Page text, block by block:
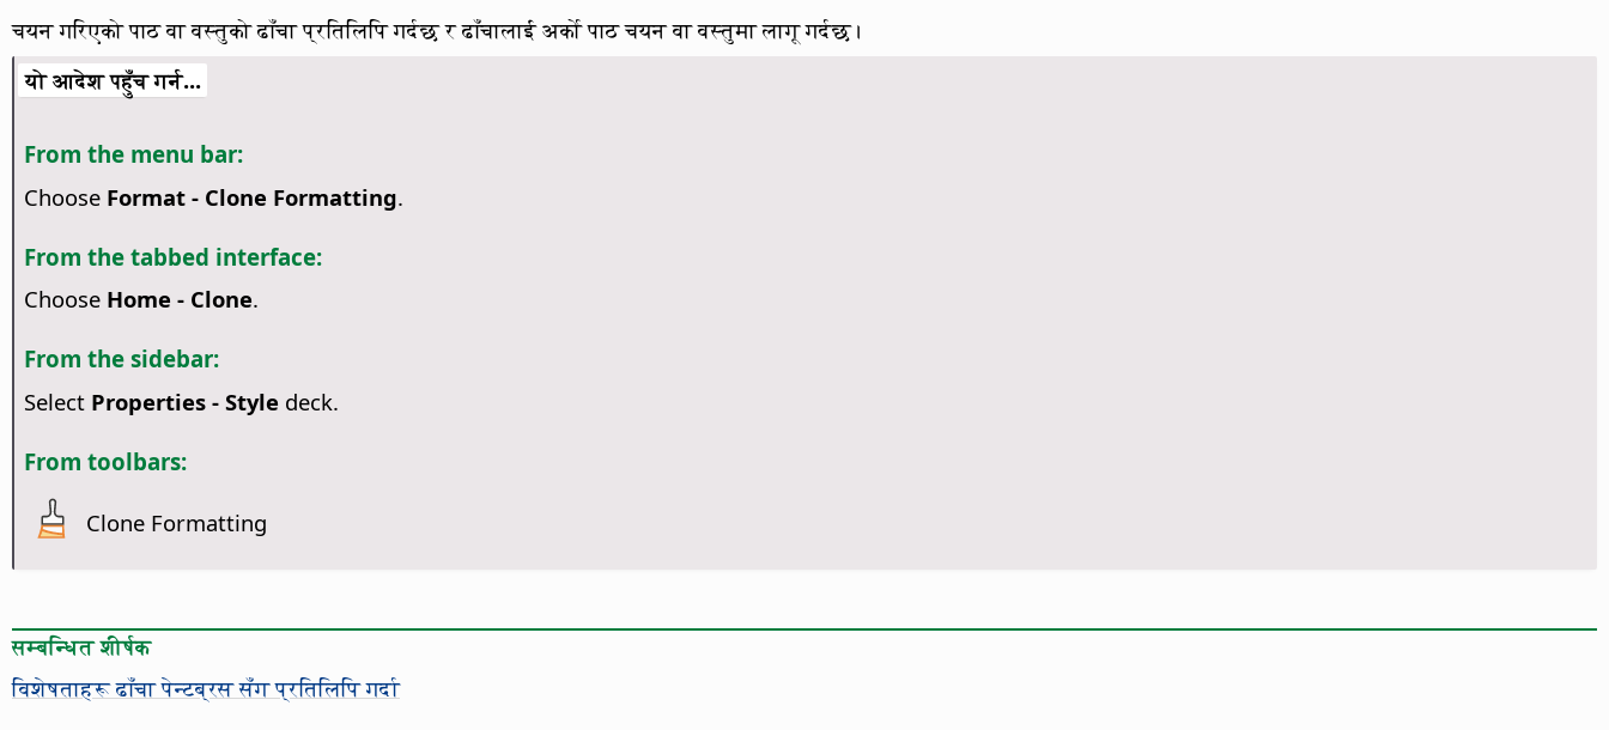
चयन गरिएको पाठ वा वस्तुको ढाँचा प्रतिलिपि गर्दछ र ढाँचालाई अर्को पाठ चयन वा वस्तुमा लागू गर्दछ।
यो आदेश पहुँच गर्न...
From the menu bar:
Choose Format - Clone Formatting.
From the tabbed interface:
Choose Home - Clone.
From the sidebar:
Select Properties - Style deck.
From toolbars:
Clone Formatting
सम्बन्धित शीर्षक
विशेषताहरू ढाँचा पेन्टब्रस सँग प्रतिलिपि गर्दा